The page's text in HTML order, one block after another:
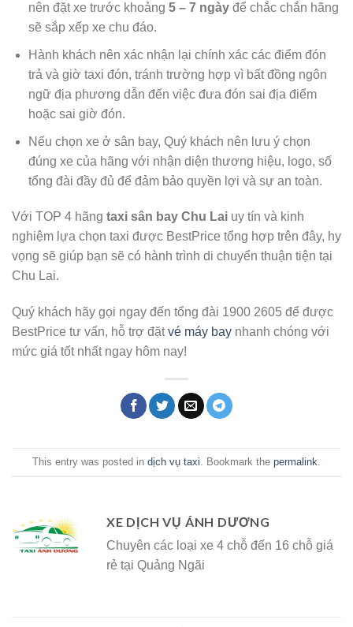
nên đặt xe trước khoảng 5 – 7 ngàyđể chắc chắn hãng
sẽ sắp xếp xe chu đáo.
Hành khách nên xác nhận lại chính xác các điểm đón
trả và giờ taxi đón, tránh trường hợp vì bất đồng ngôn
ngữ địa phương dẫn đến việc đưa đón sai địa điểm
hoặc sai giờ đón.
Nếu chọn xe ở sân bay, Quý khách nên lưu ý chọn
đúng xe của hãng với nhận diện thương hiệu, logo, số
tổng đài đầy đủ để đảm bảo quyền lợi và sự an toàn.
Với TOP 4 hãng taxi sân bay Chu Lai uy tín và kinh
nghiệm lựa chọn taxi được BestPrice tổng hợp trên đây, hy
vọng sẽ giúp bạn sẽ có hành trình di chuyển thuận tiện tại
Chu Lai.
Quý khách hãy gọi ngay đến tổng đài 1900 2605 để được
BestPrice tư vấn, hỗ trợ đặtvé máy bay nhanh chóng với
mức giá tốt nhất ngay hôm nay!
This entry was posted in dịch vụ taxi . Bookmark the permalink
XE DỊCH VỤ ÁNH DƯƠNG
Chuyên các loại xe 4 chỗ đến 16 chỗ giá
rẻ tại Quảng Ngãi